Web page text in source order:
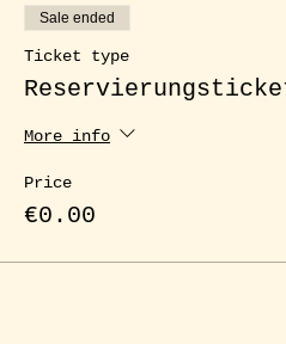
Sale ended
Ticket type
More info
Price
€0.00